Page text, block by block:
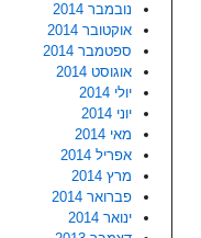
נובמבר 2014
אוקטובר 2014
ספטמבר 2014
אוגוסט 2014
יולי 2014
יוני 2014
מאי 2014
אפריל 2014
מרץ 2014
פברואר 2014
ינואר 2014